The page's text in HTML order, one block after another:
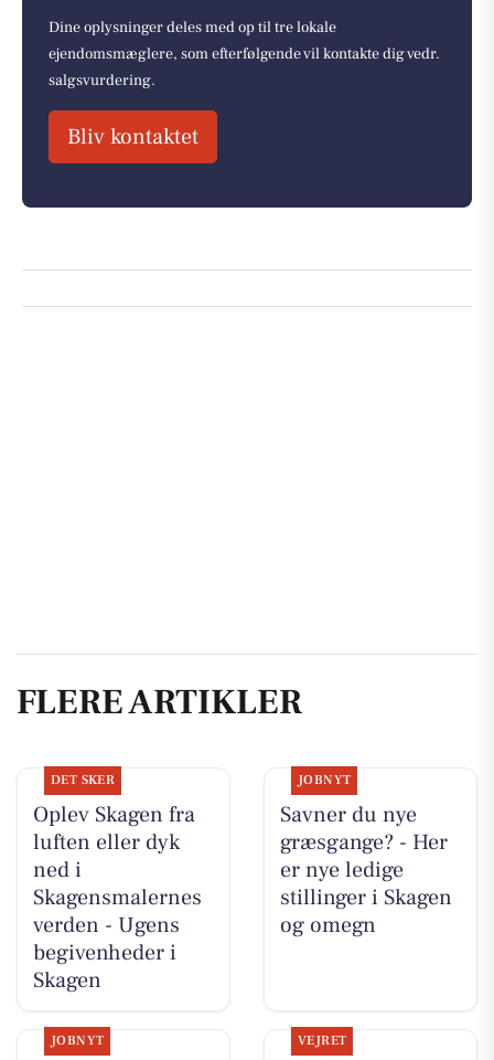
Dine oplysninger deles med op til tre lokale
ejendomsmæglere, som efterfølgende vil kontakte dig vedr.
salgsvurdering.
Bliv kontaktet
FLERE ARTIKLER
DET SKER
Oplev Skagen fra
luften eller dyk
ned i
Skagensmalernes
verden - Ugens
begivenheder i
Skagen
JOBNYT
Savner du nye
græsgange? - Her
er nye ledige
stillinger i Skagen
og omegn
JOBNYT VEJRET